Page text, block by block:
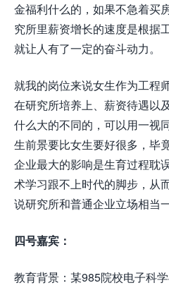
金福利什么的，如果不急着买
究所里薪资增长的速度是根据
就让人有了一定的奋斗动力。
就我的岗位来说女生作为工程
在研究所培养上、薪资待遇以
什么大的不同的，可以用一视
生前景要比女生要好很多，毕
企业最大的影响是生育过程耽
术学习跟不上时代的脚步，从
说研究所和普通企业立场相当一
四号嘉宾：
教育背景：某985院校电子科学